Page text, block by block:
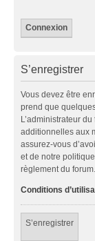
S’enregistrer
Vous devez être
prend que
L’administrateur
additionnelles aux
assurez-vous
et de notre
règlement du forum.
Conditions
S’enregistrer